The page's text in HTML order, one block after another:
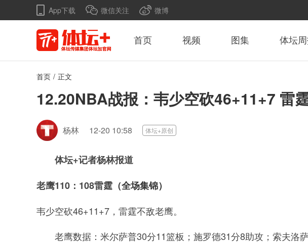
App下载 微信关注 微博
首页 视频 图集 体坛
首页 / 正文
12.20NBA战报：韦少空砍46+11+7 雷
杨林 12-20 10:58 体坛+原创
体坛+记者杨林报道
老鹰110：108雷霆 （全场集锦）
韦少空砍46+11+7，雷霆不敌老鹰。
老鹰数据：米尔萨普30分11篮板；施罗德31分8助攻；索夫洛